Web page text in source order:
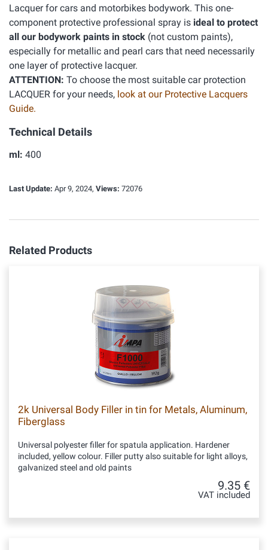
Lacquer for cars and motorbikes bodywork. This one-
component protective professional spray is ideal to protect
all our bodywork paints in stock (not custom paints),
especially for metallic and pearl cars that need necessarily
one layer of protective lacquer.
ATTENTION: To choose the most suitable car protection
LACQUER for your needs, look at our Protective Lacquers
Guide.
Technical Details
ml: 400
Last Update: Apr 9, 2024, Views: 72076
Related Products
2k Universal Body Filler in tin for Metals, Aluminum,
Fiberglass
Universal polyester filler for spatula application. Hardener
included, yellow colour. Filler putty also suitable for light alloys,
galvanized steel and old paints
9.35 €
VAT included